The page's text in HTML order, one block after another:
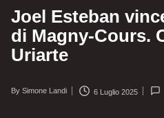
Joel Esteban
di Magny-Cours.
Uriarte
Posted
By Simone Landi 6 Luglio 2025